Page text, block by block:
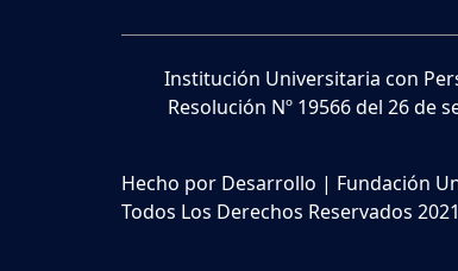
Institución Universitaria con
Resolución Nº 19566 del 26
Hecho por Desarrollo | Fundación
Todos Los Derechos Reservados 2021